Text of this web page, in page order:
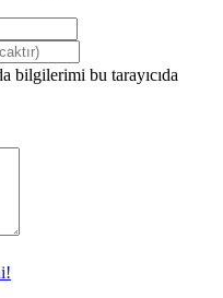
bilgilerimi bu tarayıcıda